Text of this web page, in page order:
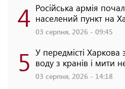
4 Російська армія
населений пункт на
03 серпня, 2026 - 09:45
5 У передмісті
воду з кранів і мити
03 серпня, 2026 - 14:18